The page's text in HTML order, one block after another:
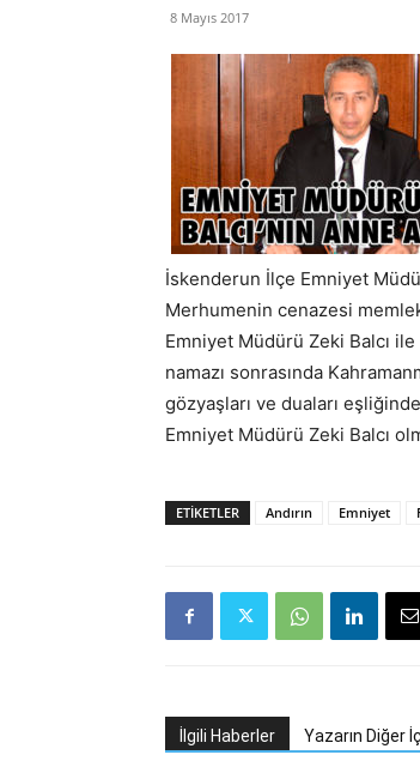
8 Mayıs 2017
İskenderun İlçe Emniyet
Merhumenin cenazesi
Emniyet Müdürü Zeki Balcı
namazı sonrasında
gözyaşları ve duaları
Emniyet Müdürü Zeki Balcı
ETIKETLER Andırın Emniyet
İlgili Haberler Yazarın Diğer